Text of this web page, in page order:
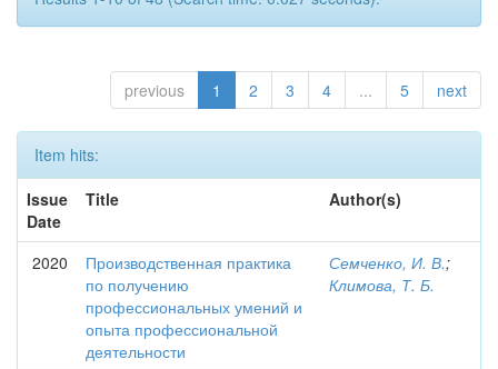
previous 1 2 3 4 ... 5 next
Item hits:
Issue
Date
Title Author(s)
2020
Производственная практика
по получению
профессиональных умений и
опыта профессиональной
деятельности
Семченко, И. В.;
Климова, Т. Б.